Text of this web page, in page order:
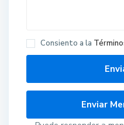
Consiento a la